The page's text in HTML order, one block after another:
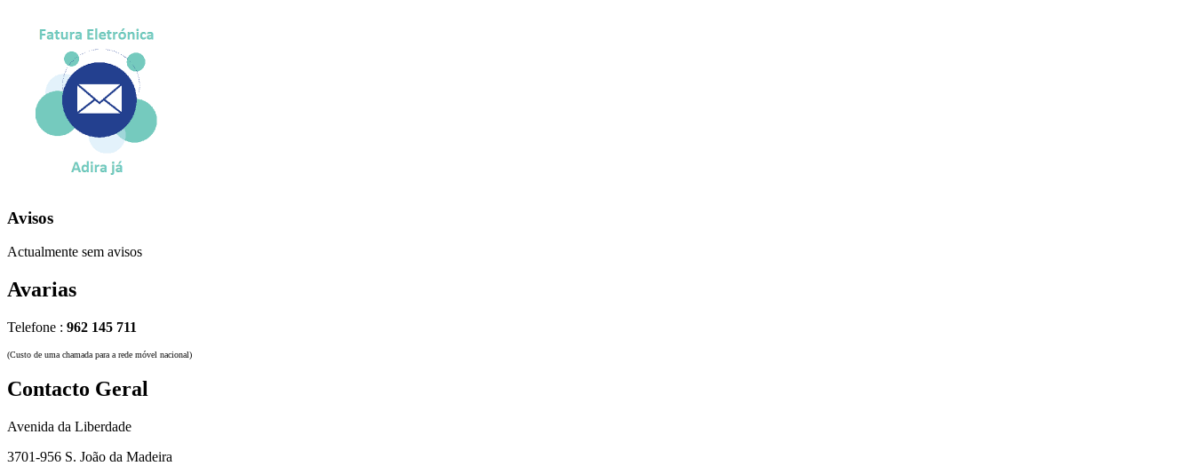
Avisos
Actualmente sem avisos
Avarias
Telefone : 962 145 711
(Custo de uma chamada para a rede móvel nacional)
Contacto Geral
Avenida da Liberdade
3701-956 S. João da Madeira